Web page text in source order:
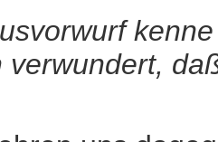
verwundert,